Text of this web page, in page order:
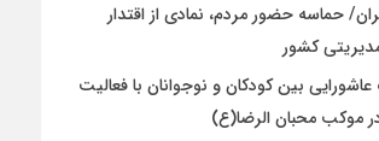
حماسه حضور مردم، نمادی از اقتدار
کشور
بین کودکان و نوجوانان با فعالیت
موکب محبان الرضا(ع)